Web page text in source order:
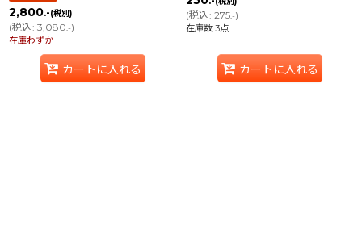
2,800.-(税別)
(税込: 3,080.-)
在庫わずか
カートに入れる
(税込: 275.-)
在庫数 3点
カートに入れる